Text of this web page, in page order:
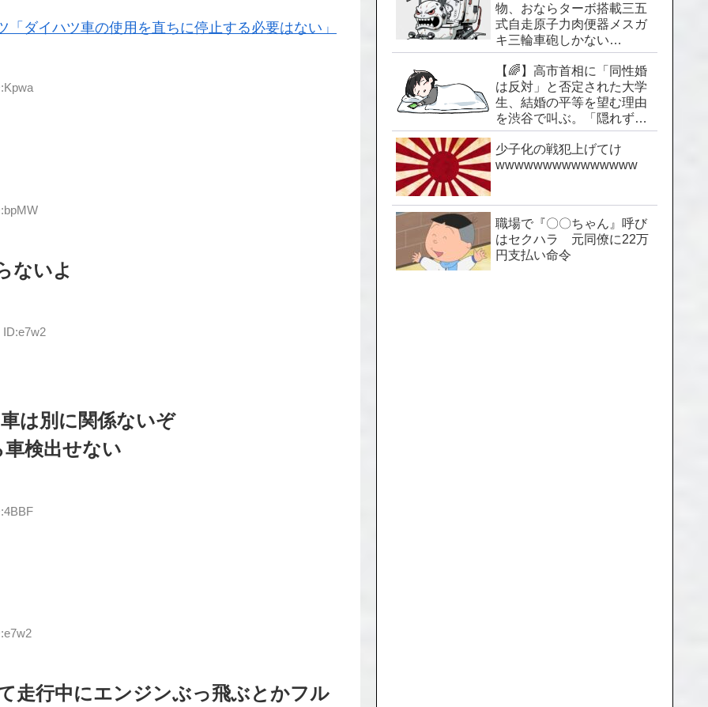
「ダイハツ車の使用を直ちに停止する必要はない」
ないよ
ID:e7w2
は別に関係ないぞ
検出せない
走行中にエンジンぶっ飛ぶとかフル
物、おならターボ搭載三五
式自走原子力肉便器メスガ
キ三輪車砲しかない…
【🌈】高市首相に「同性婚
は反対」と否定された大学
生、結婚の平等を望む理由
を渋谷で叫ぶ。「隠れずに
生きられる社会を」
少子化の戦犯上げてけ
wwwwwwwwwwwwwww
職場で『〇〇ちゃん』呼び
はセクハラ 元同僚に22万
円支払い命令